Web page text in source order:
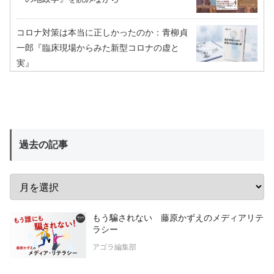
コロナ対策は本当に正しかったのか：青柳貞
一郎『臨床現場からみた新型コロナの虚と
実』
過去の記事
もう騙されない 藤原かずえのメディアリテ
ラシー
アゴラ編集部